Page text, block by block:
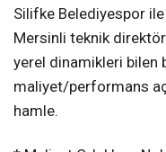
Silifke Belediyespor
Mersinli teknik
yerel dinamikleri bilen
maliyet/performans
hamle.